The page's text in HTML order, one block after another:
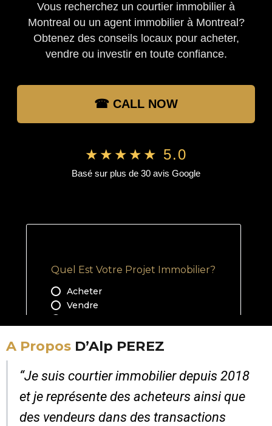
Vous recherchez un courtier immobilier à
Montreal ou un agent immobilier à Montreal?
Obtenez des conseils locaux pour acheter,
vendre ou investir en toute confiance.
☎ CALL NOW
★★★★★ 5.0
Basé sur plus de 30 avis Google
A Propos D’Alp PEREZ
“Je suis courtier immobilier depuis 2018
et je représente des acheteurs ainsi que
des vendeurs dans des transactions